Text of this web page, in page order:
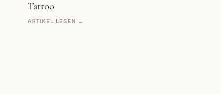
Tattoo
ARTIKEL LESEN →